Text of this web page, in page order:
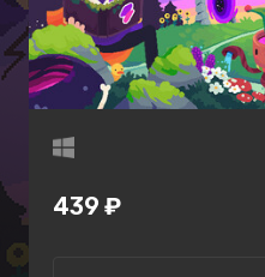
439 ₽